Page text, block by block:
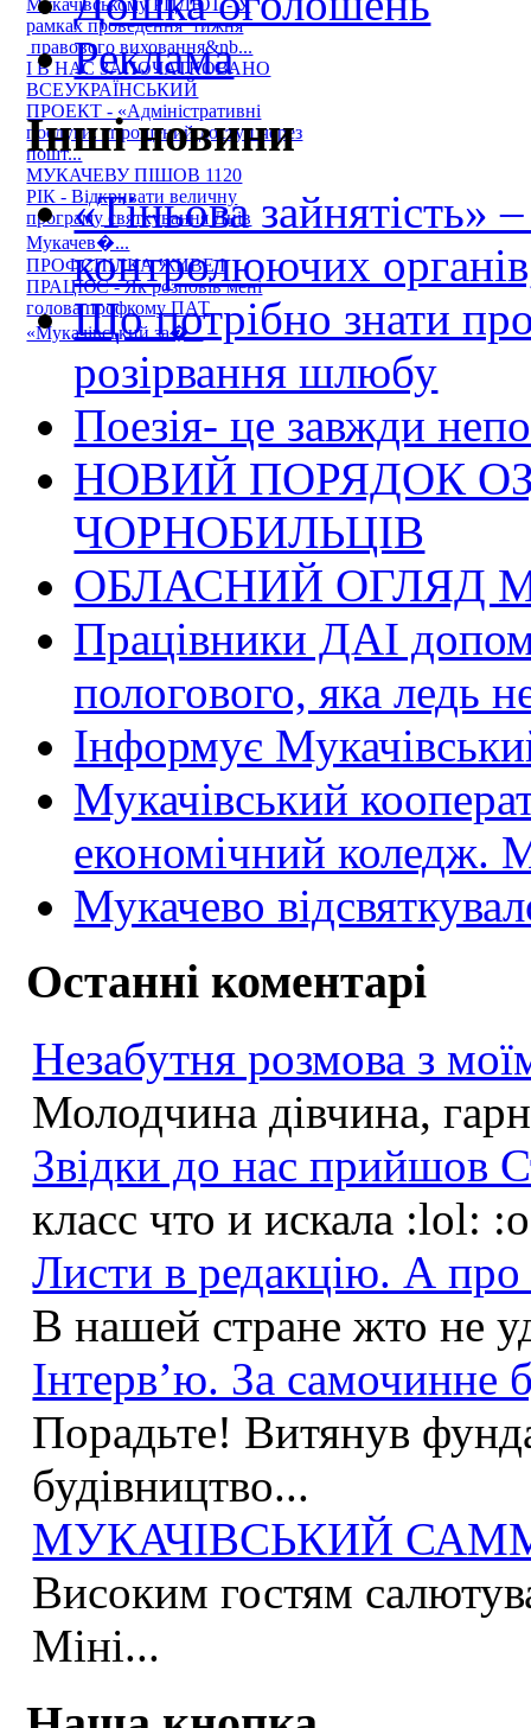
Мукачівському РЦДЮТ - У
рамках проведення тижня
правового виховання&nb...
І В НАС ЗАПОЧАТКОВАНО
ВСЕУКРАЇНСЬКИЙ
ПРОЕКТ - «Адміністративні
послуги: спрощений доступ через
пошт...
МУКАЧЕВУ ПІШОВ 1120
РІК - Відкривати величну
програму святкування Днів
Мукачев�...
ПРОФСПІЛКА ЖИВЕ І
ПРАЦЮЄ - Як розповів мені
голова профкому ПАТ
«Мукачівський за�...
Реклама
Інші новини
«Тіньова зайнятість»
контролюючих
Що потрібно знати
розірвання шлюбу
Поезія- це завжди
НОВИЙ ПОРЯДОК
ЧОРНОБИЛЬЦІВ
ОБЛАСНИЙ ОГЛЯД
Працівники ДАІ
пологового, яка ледь
Інформує
Мукачівський
економічний
Мукачево
Останні коментарі
Незабутня розмова з
Молодчина дівчина,
Звідки до нас прийшов
класс что и искала :lol:
Листи в редакцію. А
В нашей стране жто не
Інтерв’ю. За самочинне
Порадьте! Витянув
будівництво...
МУКАЧІВСЬКИЙ
Високим гостям
Міні...